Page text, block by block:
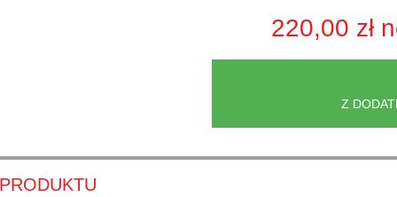
220,00 zł
Z